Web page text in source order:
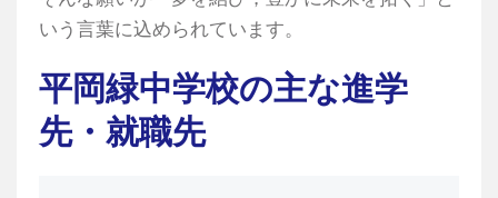
いう言葉に込められています。
平岡緑中学校の主な進学
先・就職先